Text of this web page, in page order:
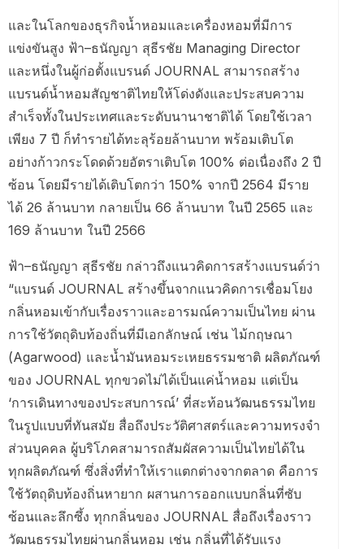
และในโลกของธุรกิจน้ำหอมและเครื่องหอมที่มีการ
แข่งขันสูง ฟ้า–ธนัญญา สุธีรชัย Managing Director
และหนึ่งในผู้ก่อตั้งแบรนด์ JOURNAL สามารถสร้าง
แบรนด์น้ำหอมสัญชาติไทยให้โด่งดังและประสบความ
สำเร็จทั้งในประเทศและระดับนานาชาติได้ โดยใช้เวลา
เพียง 7 ปี ก็ทำรายได้ทะลุร้อยล้านบาท พร้อมเติบโต
อย่างก้าวกระโดดด้วยอัตราเติบโต 100% ต่อเนื่องถึง 2 ปี
ซ้อน โดยมีรายได้เติบโตกว่า 150% จากปี 2564 มีราย
ได้ 26 ล้านบาท กลายเป็น 66 ล้านบาท ในปี 2565 และ
169 ล้านบาท ในปี 2566
ฟ้า–ธนัญญา สุธีรชัย กล่าวถึงแนวคิดการสร้างแบรนด์ว่า
“แบรนด์ JOURNAL สร้างขึ้นจากแนวคิดการเชื่อมโยง
กลิ่นหอมเข้ากับเรื่องราวและอารมณ์ความเป็นไทย ผ่าน
การใช้วัตถุดิบท้องถิ่นที่มีเอกลักษณ์ เช่น ไม้กฤษณา
(Agarwood) และน้ำมันหอมระเหยธรรมชาติ ผลิตภัณฑ์
ของ JOURNAL ทุกขวดไม่ได้เป็นแค่น้ำหอม แต่เป็น
‘การเดินทางของประสบการณ์’ ที่สะท้อนวัฒนธรรมไทย
ในรูปแบบที่ทันสมัย สื่อถึงประวัติศาสตร์และความทรงจำ
ส่วนบุคคล ผู้บริโภคสามารถสัมผัสความเป็นไทยได้ใน
ทุกผลิตภัณฑ์ ซึ่งสิ่งที่ทำให้เราแตกต่างจากตลาด คือการ
ใช้วัตถุดิบท้องถิ่นหายาก ผสานการออกแบบกลิ่นที่ซับ
ซ้อนและลึกซึ้ง ทุกกลิ่นของ JOURNAL สื่อถึงเรื่องราว
วัฒนธรรมไทยผ่านกลิ่นหอม เช่น กลิ่นที่ได้รับแรง